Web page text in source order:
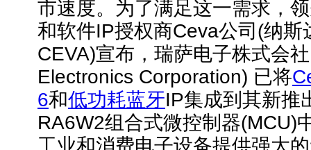
市速度。为了满足这一需求，
和软件IP授权商Ceva公司(纳斯
CEVA)宣布，瑞萨电子株式会
Electronics Corporation) 已将
6和低功耗蓝牙IP集成到其新推
RA6W2组合式微控制器(MCU)
工业和消费电子设备提供强大